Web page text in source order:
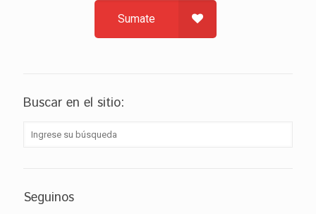
Sumate
Buscar en el sitio:
Seguinos